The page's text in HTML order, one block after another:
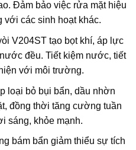
Đảm bảo việc rửa mặt hiệu
với các sinh hoạt khác.
V204ST tạo bọt khí, áp lực
đều. Tiết kiệm nước, tiết
với môi trường.
loại bỏ bụi bẩn, dầu nhờn
đồng thời tăng cường tuần
sáng, khỏe mạnh.
bám bẩn giảm thiểu sự tích